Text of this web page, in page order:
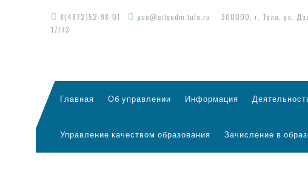
8(4872)52-98-01 guo@cityadm.tula.ru
300000, г. Тула, ул.
17/73
Главная Об управлении Информация
Управление качеством образования Зачисление в